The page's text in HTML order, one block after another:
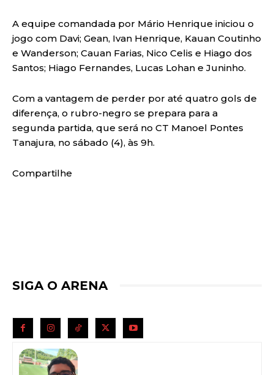
A equipe comandada por Mário Henrique iniciou o
jogo com Davi; Gean, Ivan Henrique, Kauan Coutinho
e Wanderson; Cauan Farias, Nico Celis e Hiago dos
Santos; Hiago Fernandes, Lucas Lohan e Juninho.
Com a vantagem de perder por até quatro gols de
diferença, o rubro-negro se prepara para a
segunda partida, que será no CT Manoel Pontes
Tanajura, no sábado (4), às 9h.
Compartilhe
SIGA O ARENA